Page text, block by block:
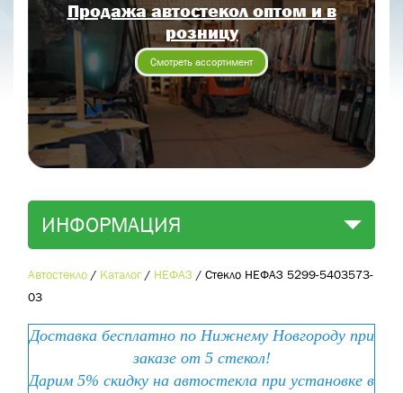
Продажа автостекол оптом и в
розницу
Смотреть ассортимент
ИНФОРМАЦИЯ
Автостекло / Каталог / НЕФАЗ / Стекло НЕФАЗ 5299-5403573-
03
Доставка бесплатно по Нижнему Новгороду при
заказе от 5 стекол!
Дарим 5% скидку на автостекла при установке в
Отправить
Отправить заявку